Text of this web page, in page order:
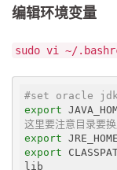
编辑环境变量
sudo vi ~/
#set oracle jdk
export
这里要注意目录要
export
export